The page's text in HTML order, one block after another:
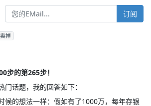
订阅
卖掉
步的第265步！
话题，我的回答如下：
候的想法一样：假如有了1000万，每年存银